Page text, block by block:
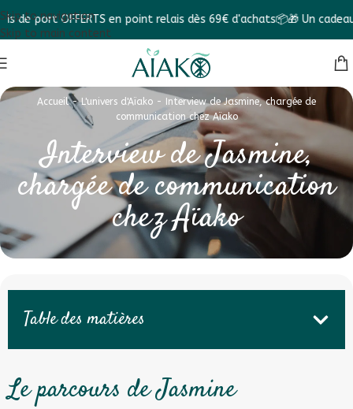
Skip to navigation
Skip to main content
OFFERTS en point relais dès 69€ d'achats📦🎁 Un cadeau
Accueil-L'univers d'Aïako -
Interview de Jasmine, chargée de
communication chez Aïako
Interview de Jasmine,
chargée de communication
chez Aïako
Table des matières
Le parcours de Jasmine